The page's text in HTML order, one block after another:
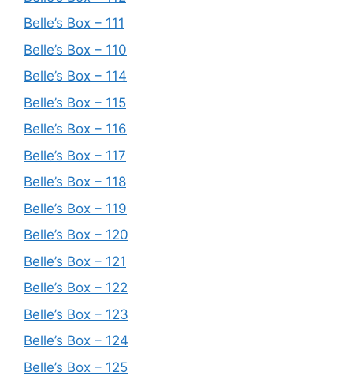
Belle’s Box – 111
Belle’s Box – 110
Belle’s Box – 114
Belle’s Box – 115
Belle’s Box – 116
Belle’s Box – 117
Belle’s Box – 118
Belle’s Box – 119
Belle’s Box – 120
Belle’s Box – 121
Belle’s Box – 122
Belle’s Box – 123
Belle’s Box – 124
Belle’s Box – 125